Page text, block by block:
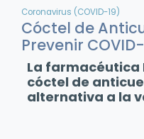
Coronavirus (COVID-19)
Cóctel de
Prevenir
La farmacéutica
cóctel de
alternativa a la